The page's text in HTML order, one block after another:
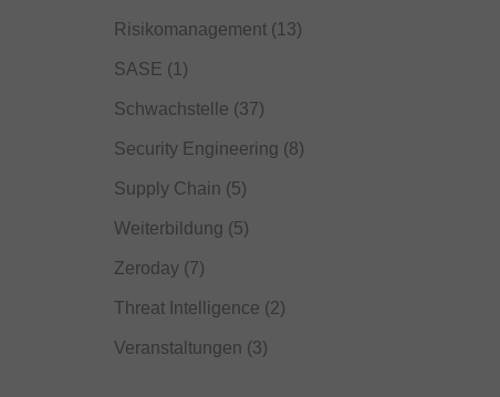
Risikomanagement(13)
SASE (1)
Schwachstelle (37)
Security Engineering (8)
Supply Chain (5)
Weiterbildung (5)
Zeroday(7)
Threat Intelligence (2)
Veranstaltungen (3)